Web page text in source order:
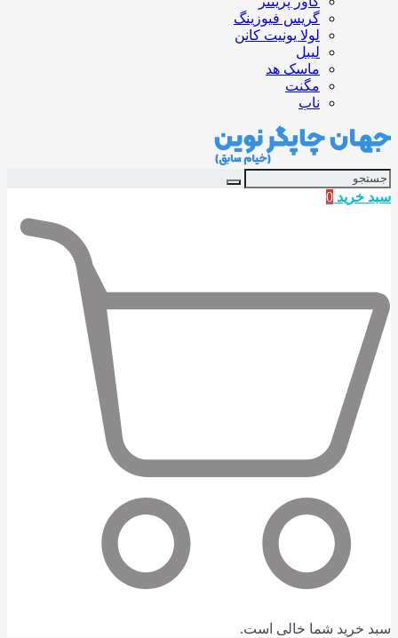
گریس فیوزینگ
لولا یونیت کانن
لیبل
ماسک هد
مگنت
ناب
سبد خرید 0
سبد خرید شما خالی است.